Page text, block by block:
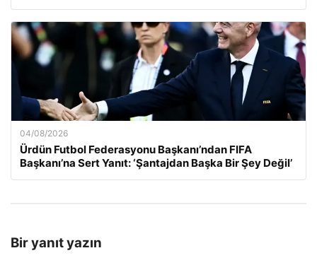
04/08/2026
Ürdün Futbol Federasyonu Başkanı’ndan FIFA
Başkanı’na Sert Yanıt: ‘Şantajdan Başka Bir Şey Değil’
Bir yanıt yazın